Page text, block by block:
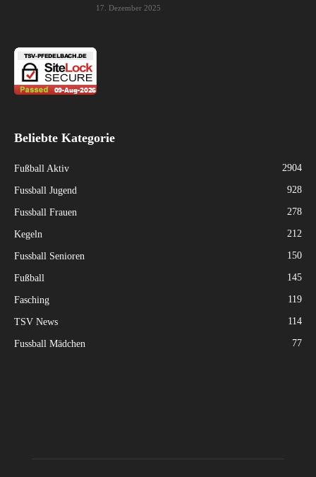
17. Dezember 2025
Beliebte Kategorie
Fußball Aktiv 2904
Fussball Jugend 928
Fussball Frauen 278
Kegeln 212
Fussball Senioren 150
Fußball 145
Fasching 119
TSV News 114
Fussball Mädchen 77